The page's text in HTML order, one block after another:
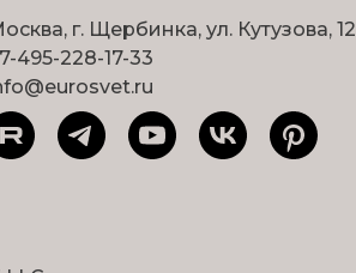
г. Щербинка, ул. Кутузова, 12
495-228-17-33